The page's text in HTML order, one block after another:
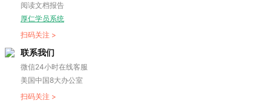
阅读文档报告
厚仁学员系统
扫码关注 >
联系我们
微信24小时在线客服
美国中国8大办公室
扫码关注 >